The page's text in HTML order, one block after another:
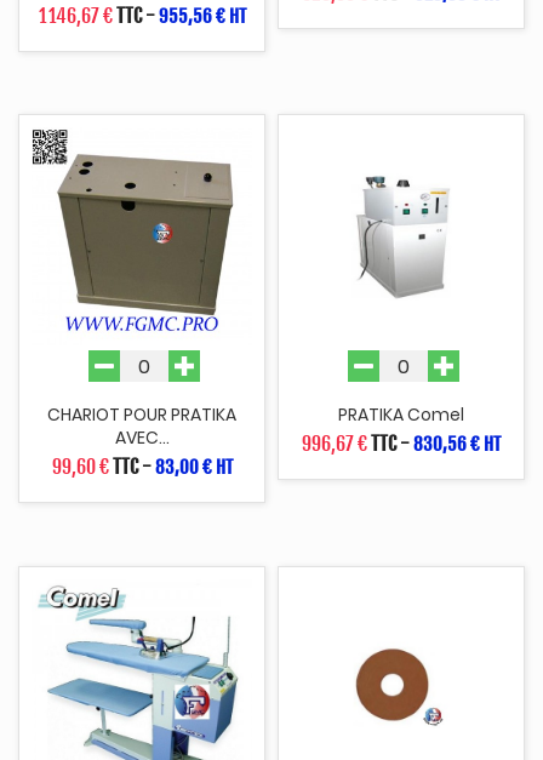
1 146,67 €TTC-955,56 € HT
CHARIOT POUR PRATIKA
AVEC...
99,60 €TTC-83,00 € HT
PRATIKA Comel
996,67 €TTC-830,56 € HT